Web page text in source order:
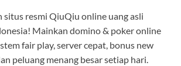
resmi QiuQiu online uang asli
Mainkan domino & poker online
fair play, server cepat, bonus new
peluang menang besar setiap hari.